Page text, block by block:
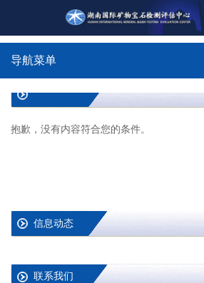
导航菜单
抱歉，没有内容符合您的条件。
信息动态
联系我们